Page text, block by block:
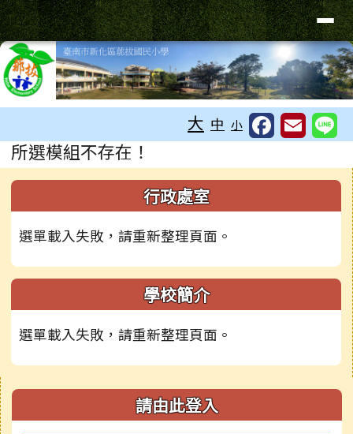
跳至主內容區
臺南市新化區那拔國民小學
導覽列
大 中 小
主內容區域
所選模組不存在！
下中右區域內容
左邊區域內容 行政處室
選單載入失敗，請重新整理頁面。
學校簡介
選單載入失敗，請重新整理頁面。
右邊區域內容 請由此登入
頁尾區域